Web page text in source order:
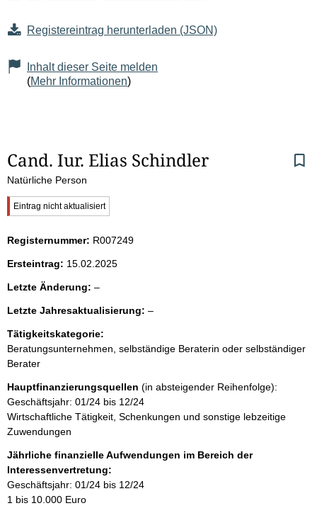
Registereintrag herunterladen (JSON)
Inhalt dieser Seite melden
(Mehr Informationen)
S
e
i
t
e
n
i
n
h
a
l
t
Cand. Iur. Elias Schindler
Natürliche Person
W
i
h
i
r
i
n
i
s
Eintrag nicht aktualisiert
Registernummer: R007249
Ersteintrag: 15.02.2025
Letzte Änderung: –l
e
r
Letzte Jahresaktualisierung: –l
r
Tätigkeitskategorie:
Beratungsunternehmen, selbständige Beraterin oder selbständiger
Berater
Hauptfinanzierungsquellen (in absteigender Reihenfolge):
Geschäftsjahr: 01/24 bis 12/24
Wirtschaftliche Tätigkeit, Schenkungen und sonstige lebzeitige
Zuwendungen
Jährliche finanzielle Aufwendungen im Bereich der
Interessenvertretung:
Geschäftsjahr: 01/24 bis 12/24
1 bis 10.000 Euro